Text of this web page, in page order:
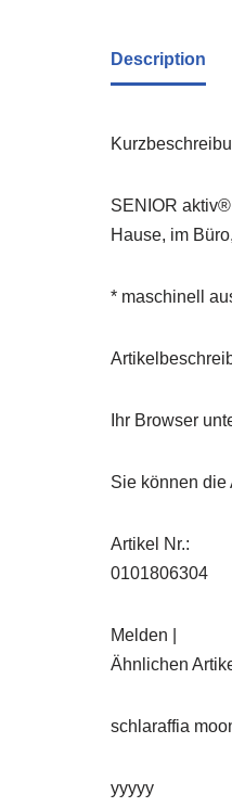
Description
SENIOR
Hause, im
* maschinell
Ihr Browser
Sie können die
Artikel Nr.:
0101806304
Melden |
Ähnlichen
schlaraffia
yyyyy